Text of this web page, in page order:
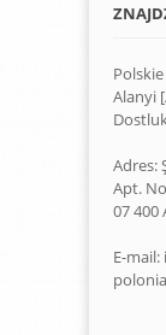
Alanyi
Adres:
Apt.
07 400
E-